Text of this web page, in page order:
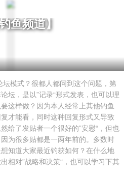
鱼频道】
模式？很都人都问到这个问题，第
坛，是以”记录“形式发表，也可以理
这样做？因为本人经常上其他钓鱼
才能看，同时这种回复形式又导致
给了发贴者一个很好的”安慰“，但也
为很多贴都是一两年前的。多数时
知道大家最近钓获如何？在什么地
相对”战略和决策“，也可以学习下其